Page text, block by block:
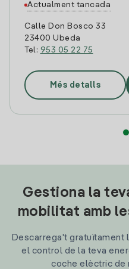
Actualment tancada
Calle Don Bosco 33
23400 Ubeda
Tel: 953 05 22 75
Més detalls
Gestiona la
mobilitat amb
Descarrega't gratuïtament
el control de la teva
coche elèctric de